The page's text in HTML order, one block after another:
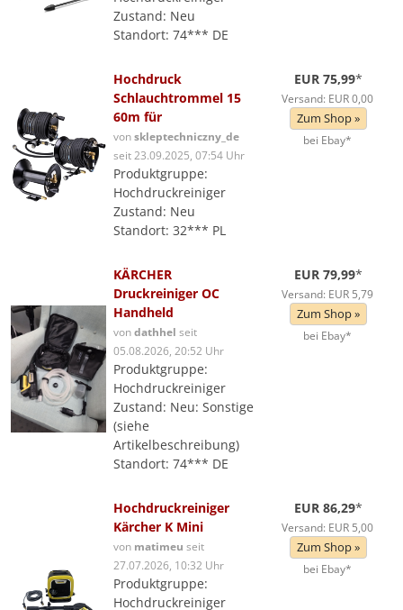
Zustand: Neu
Standort: 74*** DE
Hochdruck
Schlauchtrommel 15
60m für
vonskleptechniczny_de
seit 23.09.2025, 07:54 Uhr
Produktgruppe:
Hochdruckreiniger
Zustand: Neu
Standort: 32*** PL
EUR 75,99*
Versand: EUR 0,00
Zum Shop »
bei Ebay*
KÄRCHER
Druckreiniger OC
Handheld
vondathhel seit
05.08.2026, 20:52 Uhr
Produktgruppe:
Hochdruckreiniger
Zustand: Neu: Sonstige
(siehe
Artikelbeschreibung)
Standort: 74*** DE
EUR 79,99*
Versand: EUR 5,79
Zum Shop »
bei Ebay*
Hochdruckreiniger
Kärcher K Mini
von matimeu seit
27.07.2026, 10:32 Uhr
Produktgruppe:
Hochdruckreiniger
EUR 86,29*
Versand: EUR 5,00
Zum Shop »
bei Ebay*